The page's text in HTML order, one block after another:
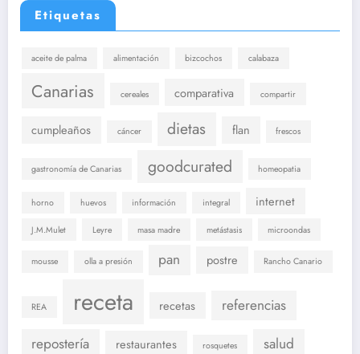
Etiquetas
aceite de palma alimentación bizcochos calabaza
Canarias cereales comparativa compartir
cumpleaños cáncer dietas flan frescos
gastronomía de Canarias goodcurated homeopatia
horno huevos información integral internet
J.M.Mulet Leyre masa madre metástasis microondas
mousse olla a presión pan postre Rancho Canario
REA receta recetas
referencias
repostería
restaurantes rosquetes salud